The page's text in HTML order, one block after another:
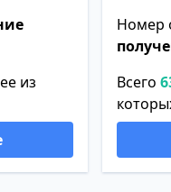
из
Номер
Всего